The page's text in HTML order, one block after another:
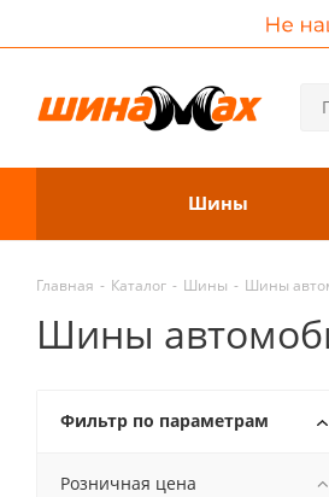
Шины
Главная - Каталог - Шины - Шины
Шины
Фильтр по параметрам
Розничная цена